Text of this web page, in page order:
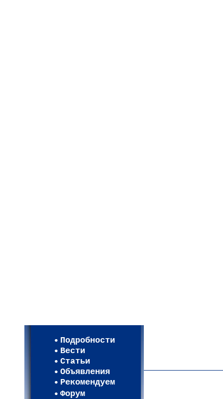
Подробности
Вести
Статьи
Объявления
Рекомендуем
Форум